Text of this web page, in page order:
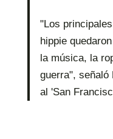
"Los
hippie
la música, la
guerra", señaló
al 'San